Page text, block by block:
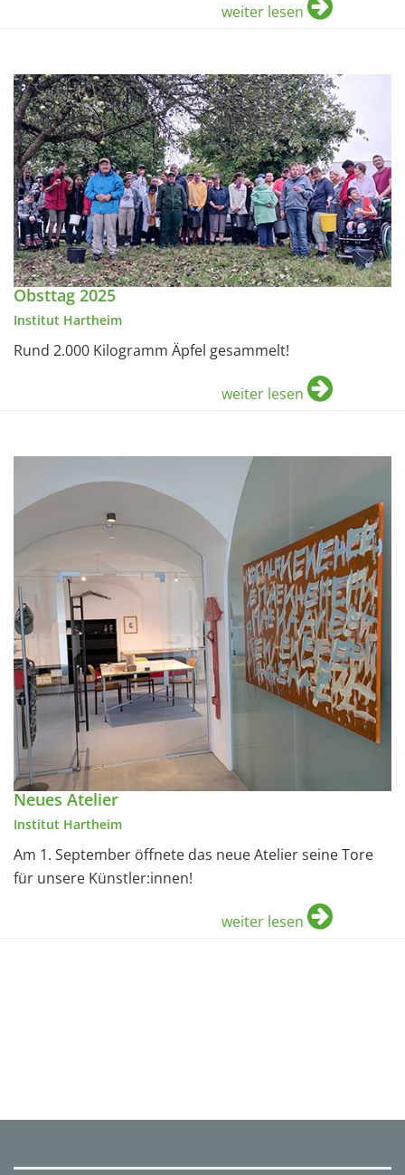
weiter lesen
Obsttag 2025
Institut Hartheim
Rund 2.000 Kilogramm Äpfel gesammelt!
weiter lesen
Neues Atelier
Institut Hartheim
Am 1. September öffnete das neue Atelier seine Tore
für unsere Künstler:innen!
weiter lesen